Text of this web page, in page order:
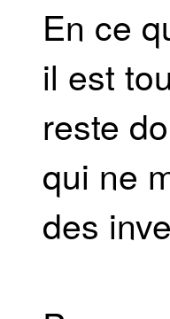
En ce
il est
reste
qui ne
des